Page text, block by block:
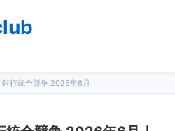
銀行統合競争 2026年6月